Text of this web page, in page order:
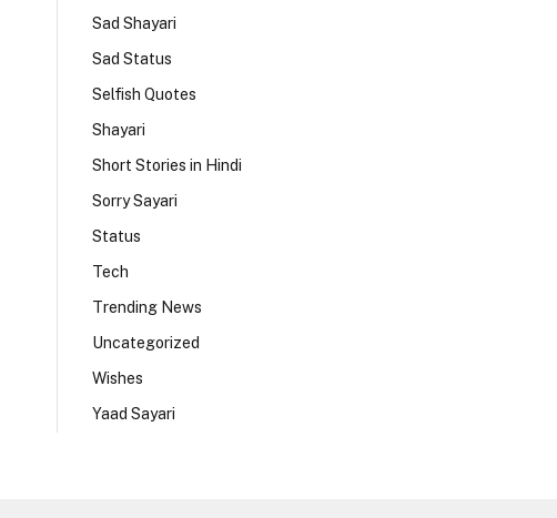
Sad Shayari
Sad Status
Selfish Quotes
Shayari
Short Stories in Hindi
Sorry Sayari
Status
Tech
Trending News
Uncategorized
Wishes
Yaad Sayari